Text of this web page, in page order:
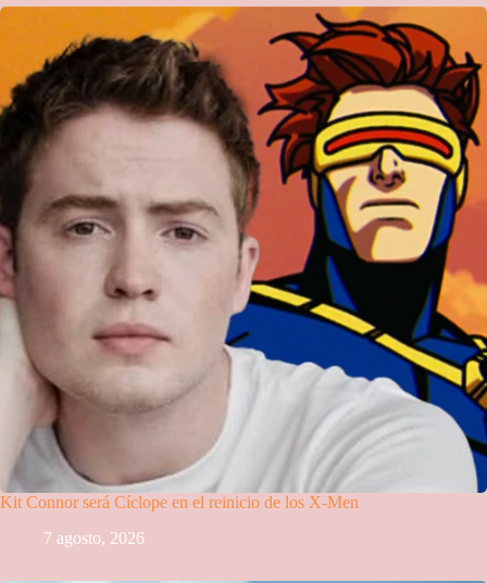
Kit Connor será Cíclope en el reinicio de los X-Men
7 agosto, 2026